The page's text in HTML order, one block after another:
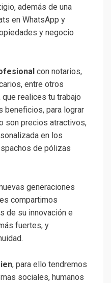
además de una
en WhatsApp y
y negocio
con notarios,
entre otros
que realices tu trabajo
beneficios, para lograr
son precios atractivos,
en los
de pólizas
generaciones
compartimos
de su innovación e
fuertes, y
, para ello tendremos
sociales, humanos